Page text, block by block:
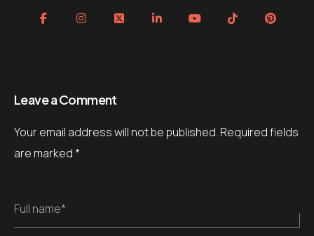
Leave a Comment
Your email address will not be published. Required fields
are marked *
Full name*